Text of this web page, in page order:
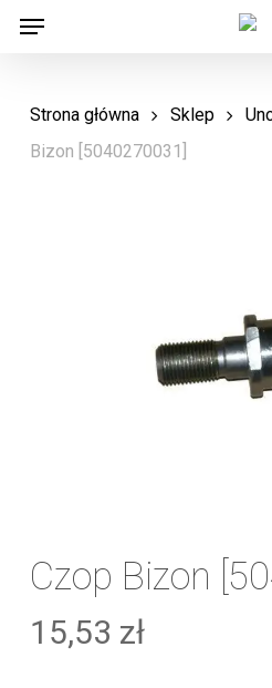
Skip
content
Menu
Strona główna Sklep
Bizon [5040270031]
Czop Bizon
15,53 zł
Menu